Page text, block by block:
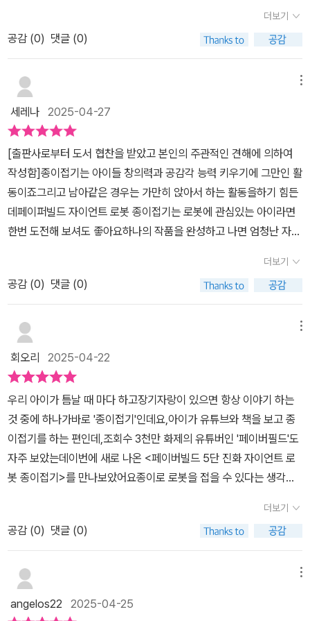
접기만으로 저런 퀄리티가 나온다는 사실 자체가 참 신기하더라고요
ㅎ 저도 초등학교 때 나름 종이접기부였었는데.. ㅋ그리고 정말 마음
더욱 화려하고 멋있어서 좋았던 것 같아요 ^^ 나에게 1도 묻지 않고
아이가 열심히 만들고 있어요 ^^ 만드는 걸 보는 것도 참 신기하더라
고요~ 상체를 먼저 시작하는데 하나하나 접어서 합체를 하는 거 자
체가 참 신기하더라고요 ^^ 처음에는 저렇게 만든 것을 하나로 합친
다고 생각하니 그 부분도 신기했어요. 아이의 소근육 발달과 성취감
은 물론 창의력까지 쑥쑥 키워주겠더라고요!아이가 종이접기를 잘하
다가 합체하는 게 조금 어렵다고 하길래 그때 책에 나오는 QR코드
동영상을 활용했어요. 사실 엄마라고 책을 보고 다 접어줄 수 있는 게
동영상을 첨부하고 있어서 아이가 필요한 부분은 저렇게 바로 찍어서
동영상을 볼 수 있으니 아이가 모르는 부분도 바로바로 확인할 수 있
어서 굿!! 덕분에 상체를 이렇게 뚝딱 만들어냅니다 ㅋㅋ 페이퍼빌드
가 직접 알려주는 동영상 강의를 들으니 아이가 생각보다 정말 쉽게
접더라고요. 사실 이런 어려운 로봇을 접을 수 있을까 생각했었는데..
정말 기우였어요. 저거 완성해서 학교 들고 가면 아이들이 정말 부러
워하고 너도나도 접어달라고 할 것 같은 느낌!! 정말 특별한 종이접기
라 만드는 내내 행복한 아이의 모습을 볼 수 있었답니다 ^^ 종이접기
좋아하는 친구라면 꼭 선물해 주면 좋을 것 같아요!
영상으로 확인하며차근차근 진행되니 완성할 수 있어요.​1단계 히어
로 빌드맨부터2단계 메가 빌드 워리어3단계 골리앗 페가수스4단계
기간틱 골리앗 페가수스5단계 히어로 페가수스 워리어까지단계별로
변신할 생각에 신났지요.도안지를 잘라내서 시작해봤는데멋진 디자
따라서 접다보면 하나하나블록이 만들어진답니다.제일 처음만 어려
워하더니한번 완성해보고 나니까책보면서 충분히 잘 접더라고요.매
일 재미나게 한두개씩만들며 즐기며 종이접기에몰두하게 만들어주는
책이에요.상체, 하체, 발, 머리까지1단계 히어로 빌드맨까지완성된 모
습인데 실제로 보면더욱 멋진 모습이랍니다.​어떤 공격에도 끄덕 없는
강철 몸체를 지닌 로봇이에요.핸드폰이나 티비 등미디어에서 벗어나
집중하며종이접기에 열중하기 좋은 책이었어요.​
더보기
공감 (0) 댓글 (0)
세레나 2025-04-27
[출판사로부터 도서 협찬을 받았고 본인의 주관적인 견해에 의하여
작성함]종이접기는 아이들 창의력과 공감각 능력 키우기에 그만인 활
동이죠그리고 남아같은 경우는 가만히 앉아서 하는 활동을하기 힘든
데페이퍼빌드 자이언트 로봇 종이접기는 로봇에 관심있는 아이라면
한번 도전해 보셔도 좋아요하나의 작품을 완성하고 나면 엄청난 자기
시켜보세요!저희 둘째는 정말 어릴적부터 지금까지 쭉 종이접기를 하
고있어요간단한 색종이 접기를 시작해서지금은 페이퍼 크래프트라고
불리면서 게임주인공이나 포켓몬스터에 등장하는다양한 캐릭터들의
도안을 인쇄해서 접더라구요하지만 무엇보다 좋아하는 건! 혜지원에
다 있었어요드디어 신간이 나왔네요 아이가 5단 진화라고? 하면서
엄청난 기대를 했죠​종이접기 초보여도 너무 걱정마세요차근차근 알
려주거든요 초보시면 미리 앞에 나와있는 종이접기를 꼭 접어보고 시
작하는걸 추천해요! 그리고 QR코드를 스캔하면 동영상 강의도 볼 수
있어요따라서 접으면 초보들도 얼마든지 접을 수 있어요!​책은 2책으
로 나눠 있고요~본책에는 어떻게 접는지 방법을 알려주고페이퍼북
에서 종이를 잘라서 접으면 되요~ 2장씩 구성되어있으니까실수해도
괜찮아요!종이접기 좋아하는 아이라면 놓치지 않아야할 책! 페이퍼빌
드 5단 진화 자이언트로봇 종이접기 만나보세요~
더보기
공감 (0) 댓글 (0)
회오리 2025-04-22
우리 아이가 틈날 때 마다 하고장기자랑이 있으면 항상 이야기 하는
것 중에 하나가바로 '종이접기'인데요,아이가 유튜브와 책을 보고 종
이접기를 하는 편인데,조회수 3천만 화제의 유튜버인 '페이버필드'도
자주 보았는데이번에 새로 나온 <페이버빌드 5단 진화 자이언트 로
봇 종이접기>를 만나보았어요종이로 로봇을 접을 수 있다는 생각을
게 만들 수 있다는게 새삼 신기했어요특히 학 접기는 거의 대부분 할
수 있는데학 접기를 시작으로 입체 종이 로봇을 만들 수 있고,특히 Q
R코드 동영상이 제공 되어 있어서<페이버빌드 5단 진화 자이언트
로봇 종이접기> 책으로 보면서잘 모르는 부분이나 막히는 부분이 있
으면언제든지 참고할 수 있어요책에서는 종이접기의 기본인 '기호와
약속'을 먼저 보면서앞으로 책에서 어떻게 설명할 건지를 알 수 있고,
더보기
공감 (0) 댓글 (0)
angelos22 2025-04-25